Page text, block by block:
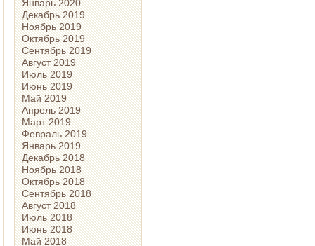
Январь 2020
Декабрь 2019
Ноябрь 2019
Октябрь 2019
Сентябрь 2019
Август 2019
Июль 2019
Июнь 2019
Май 2019
Апрель 2019
Март 2019
Февраль 2019
Январь 2019
Декабрь 2018
Ноябрь 2018
Октябрь 2018
Сентябрь 2018
Август 2018
Июль 2018
Июнь 2018
Май 2018